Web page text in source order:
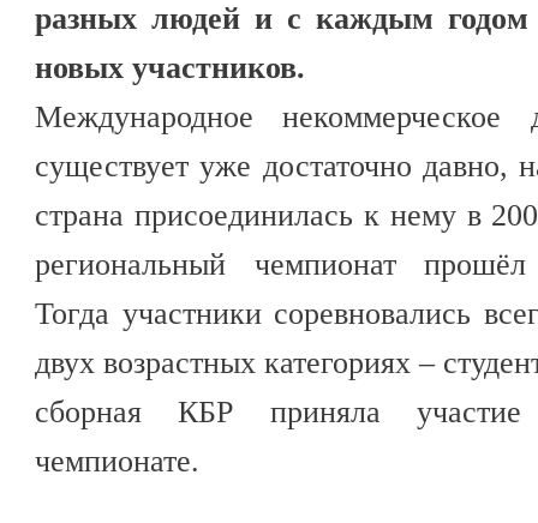
разных людей и с каждым годом
новых участников.
Международное некоммерческое
существует уже достаточно давно,
страна присоединилась к нему в
региональный чемпионат
Тогда участники соревновались
двух возрастных категориях –
сборная КБР приняла
чемпионате.